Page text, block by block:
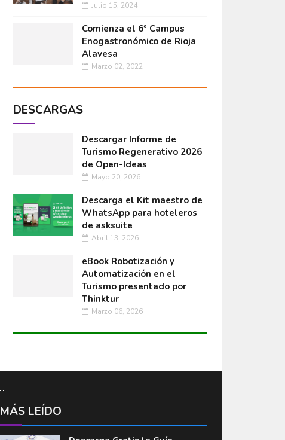
Julio 15, 2024
Comienza el 6º Campus
Enogastronómico de Rioja
Alavesa
Marzo 02, 2022
DESCARGAS
Descargar Informe de
Turismo Regenerativo 2026
de Open-Ideas
Mayo 20, 2026
Descarga el Kit maestro de
WhatsApp para hoteleros
de asksuite
Abril 13, 2026
eBook Robotización y
Automatización en el
Turismo presentado por
Thinktur
Marzo 06, 2026
MÁS LEÍDO